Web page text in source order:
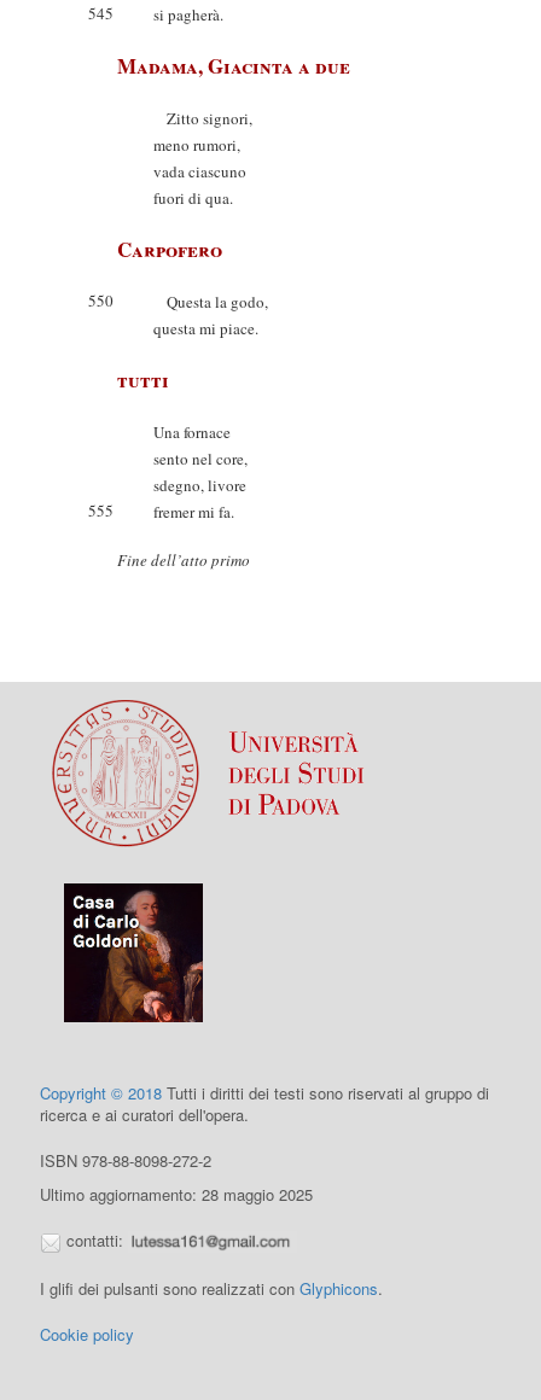
545
si pagherà.
Madama, Giacinta a due
Zitto signori,
meno rumori,
vada ciascuno
fuori di qua.
Carpofero
550
Questa la godo,
questa mi piace.
tutti
Una fornace
sento nel core,
sdegno, livore
555
fremer mi fa.
Fine dell’atto primo
Copyright © 2018 Tutti i diritti dei testi sono riservati al gruppo di
ricerca e ai curatori dell'opera.
ISBN 978-88-8098-272-2
Ultimo aggiornamento: 28 maggio 2025
contatti:
I glifi dei pulsanti sono realizzati conGlyphicons.
Cookie policy